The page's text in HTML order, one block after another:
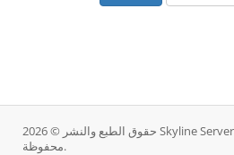
حقوق الطبع والنشر © 2026 Skyline Servers. جميع الحقوق
محفوظة.